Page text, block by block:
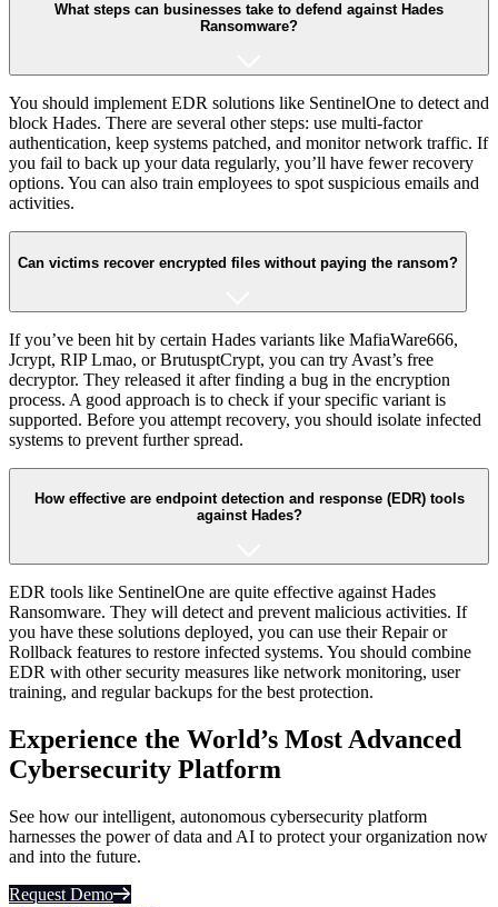
What steps can businesses take to defend against Hades
Ransomware?
You should implement EDR solutions like SentinelOne to detect and
block Hades. There are several other steps: use multi-factor
authentication, keep systems patched, and monitor network traffic. If
you fail to back up your data regularly, you’ll have fewer recovery
options. You can also train employees to spot suspicious emails and
activities.
Can victims recover encrypted files without paying the ransom?
If you’ve been hit by certain Hades variants like MafiaWare666,
Jcrypt, RIP Lmao, or BrutusptCrypt, you can try Avast’s free
decryptor. They released it after finding a bug in the encryption
process. A good approach is to check if your specific variant is
supported. Before you attempt recovery, you should isolate infected
systems to prevent further spread.
How effective are endpoint detection and response (EDR) tools
against Hades?
EDR tools like SentinelOne are quite effective against Hades
Ransomware. They will detect and prevent malicious activities. If
you have these solutions deployed, you can use their Repair or
Rollback features to restore infected systems. You should combine
EDR with other security measures like network monitoring, user
training, and regular backups for the best protection.
Experience the World’s Most Advanced
Cybersecurity Platform
See how our intelligent, autonomous cybersecurity platform
harnesses the power of data and AI to protect your organization now
and into the future.
Request Demo